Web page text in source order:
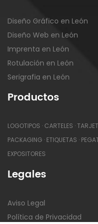
Diseño Gráfico en León
Diseño Web en León
Imprenta en León
Rotulación en León
Serigrafia en León
Productos
LOGOTIPOS · CARTELES ·
PACKAGING · ETIQUETAS ·
EXPOSITORES
Legales
Aviso Legal
Política de Privacidad